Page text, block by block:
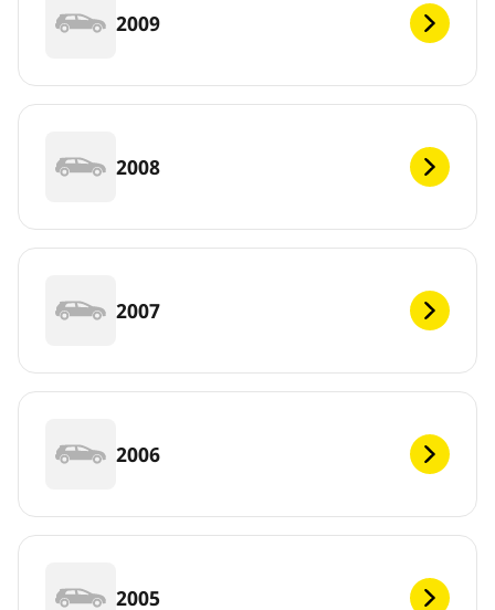
2009
2008
2007
2006
2005